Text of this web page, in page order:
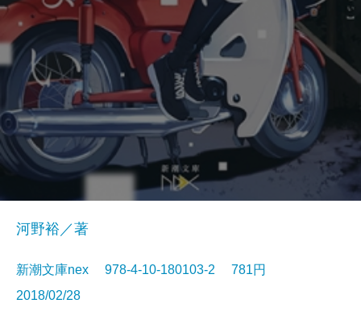
河野裕／著
新潮文庫nex 978-4-10-180103-2 781円
2018/02/28